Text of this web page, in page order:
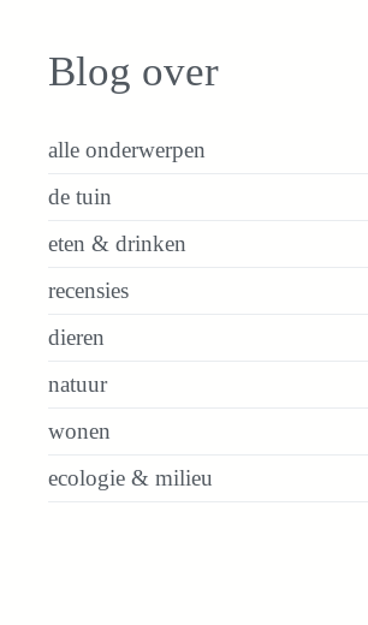
Blog over
alle onderwerpen
de tuin
eten & drinken
recensies
dieren
natuur
wonen
ecologie & milieu